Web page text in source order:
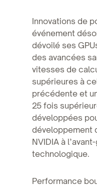
Innovations de
événement
dévoilé ses
des avancées
vitesses de
supérieures à
précédente et
25 fois
développées
développement
NVIDIA à
technologique.
Performance